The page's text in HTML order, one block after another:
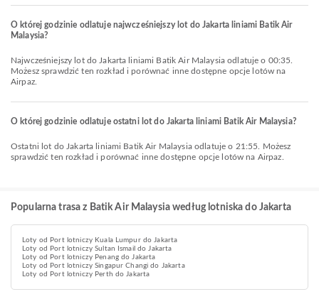
O której godzinie odlatuje najwcześniejszy lot do Jakarta liniami Batik Air
Malaysia?
Najwcześniejszy lot do Jakarta liniami Batik Air Malaysia odlatuje o 00:35.
Możesz sprawdzić ten rozkład i porównać inne dostępne opcje lotów na
Airpaz.
O której godzinie odlatuje ostatni lot do Jakarta liniami Batik Air Malaysia?
Ostatni lot do Jakarta liniami Batik Air Malaysia odlatuje o 21:55. Możesz
sprawdzić ten rozkład i porównać inne dostępne opcje lotów na Airpaz.
Popularna trasa z Batik Air Malaysia według lotniska do Jakarta
Loty od Port lotniczy Kuala Lumpur do Jakarta
Loty od Port lotniczy Sultan Ismail do Jakarta
Loty od Port lotniczy Penang do Jakarta
Loty od Port lotniczy Singapur Changi do Jakarta
Loty od Port lotniczy Perth do Jakarta